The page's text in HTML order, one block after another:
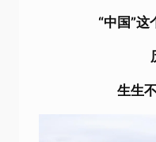
“中国”
生生